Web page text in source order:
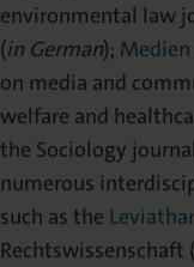
Termine
Nomos für Sie vor Ort
NomosEvents
Online und Live
Inlibra
Die digitale Bibliothek
Kataloge
Aktuelle Prospekte
FAQ
Häufige Fragen
environmental law
(in German);
on media and
welfare and
the Sociology
numerous
such as the
Rechtswissenschaft (